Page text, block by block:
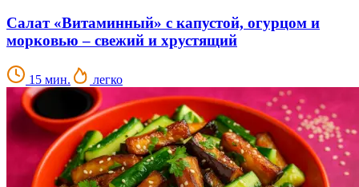
Салат «Витаминный» с капустой, огурцом и
морковью – свежий и хрустящий
15 мин. легко